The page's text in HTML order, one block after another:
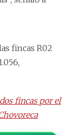
fincas R02
fincas por el